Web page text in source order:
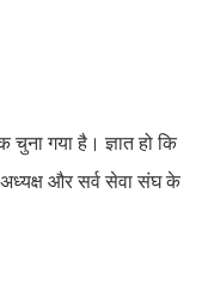
चुना गया है। ज्ञात हो कि
अध्यक्ष और सर्व सेवा संघ के